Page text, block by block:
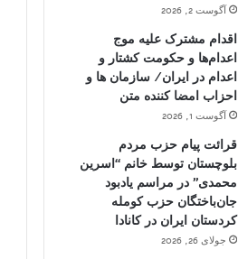
آگوست 2, 2026
اقدام مشترک علیه موج
اعدام‌ها و حکومت کشتار و
اعدام در ایران/ سازمان ها و
احزاب امضا کننده متن
آگوست 1, 2026
قرائت پیام حزب مردم
بلوچستان توسط خانم “اسرین
محمدی” در مراسم یادبود
جان‌باختگان حزب کومله
کردستان ایران در کانادا
جولای 26, 2026